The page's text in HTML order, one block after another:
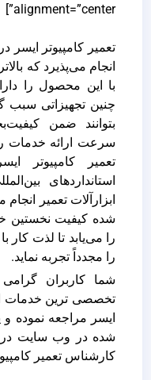
alignment=”center”]
تعمیر کامپیوتر ایسر
انجام می‌پذیرد که
با این محصول را
چنین تجهیزاتی سبب
بتوانند ضمن
سرعت ارائه خدمات
تعمیر کامپیوتر
استانداردهای
ابزارآلات تعمیر
شده کیفیت نخستین
را می‌یابد تا لذت کار
را مجدداً تجربه نماید.
شما کاربران
تخصصی ترین خدمات
ایسر مراجعه نموده و
شده در وب سایت
کارشناس تعمیر